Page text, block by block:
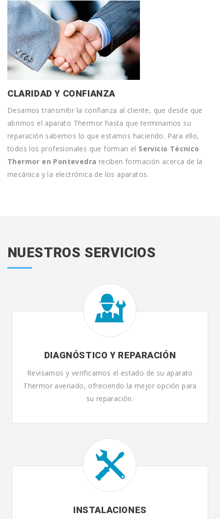
CLARIDAD Y CONFIANZA
Desamos transmitir la confianza al cliente, que desde que
abrimos el aparato Thermor hasta que terminamos su
reparación sabemos lo que estamos haciendo. Para ello,
todos los profesionales que forman el Servicio Técnico
Thermor en Pontevedra reciben formación acerca de la
mecánica y la electrónica de los aparatos.
NUESTROS SERVICIOS
DIAGNÓSTICO Y REPARACIÓN
Revisamos y verificamos el estado de su aparato
Thermor averiado, ofreciendo la mejor opción para
su reparación.
INSTALACIONES